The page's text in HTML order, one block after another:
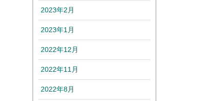
2023年2月
2023年1月
2022年12月
2022年11月
2022年8月